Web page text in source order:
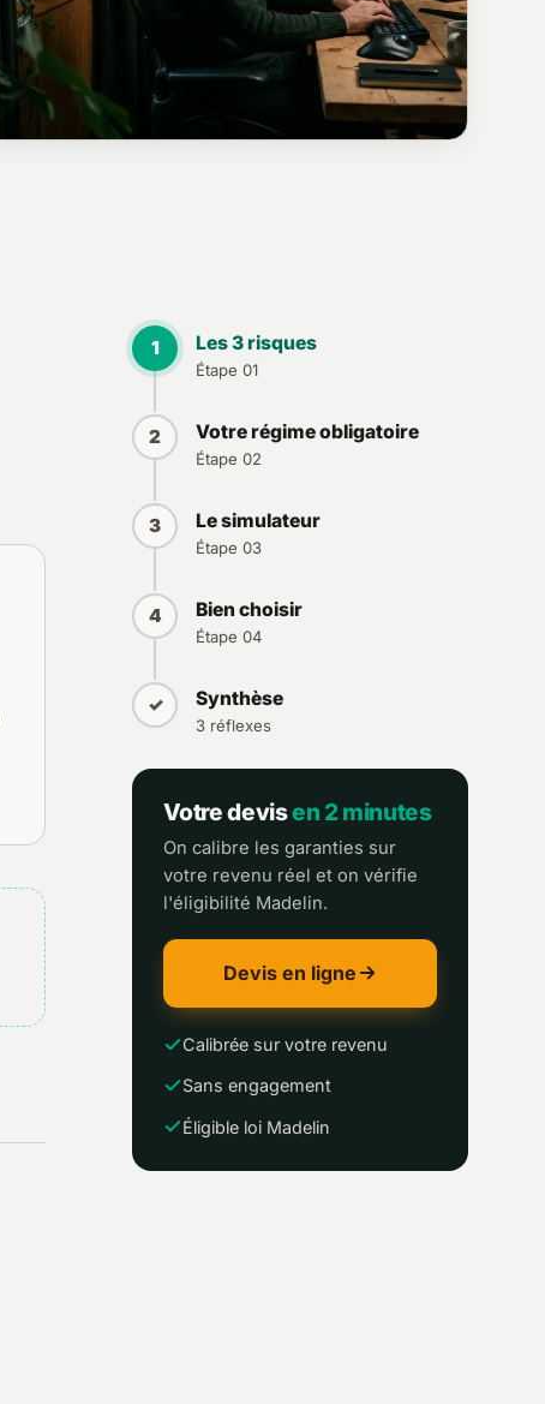
1 Les 3 risques
Étape 01
2 Votre régime obligatoire
Étape 02
3 Le simulateur
Étape 03
4 Bien choisir
Étape 04
✓ Synthèse
3 réflexes
Votre devisen 2 minutes
On calibre les garanties sur
votre revenu réel et on vérifie
l'éligibilité Madelin.
Devis en ligne
Calibrée sur votre revenu
Sans engagement
Éligible loi Madelin